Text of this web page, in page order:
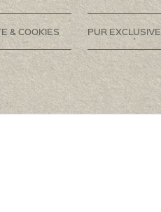
& COOKIES PUR EXCLUSIVE